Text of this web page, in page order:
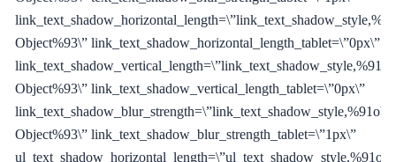
Object%93\” link_text_shadow_horizontal_length_tablet=\”0px\”
Object%93\” link_text_shadow_vertical_length_tablet=\”0px\”
Object%93\” link_text_shadow_blur_strength_tablet=\”1px\”